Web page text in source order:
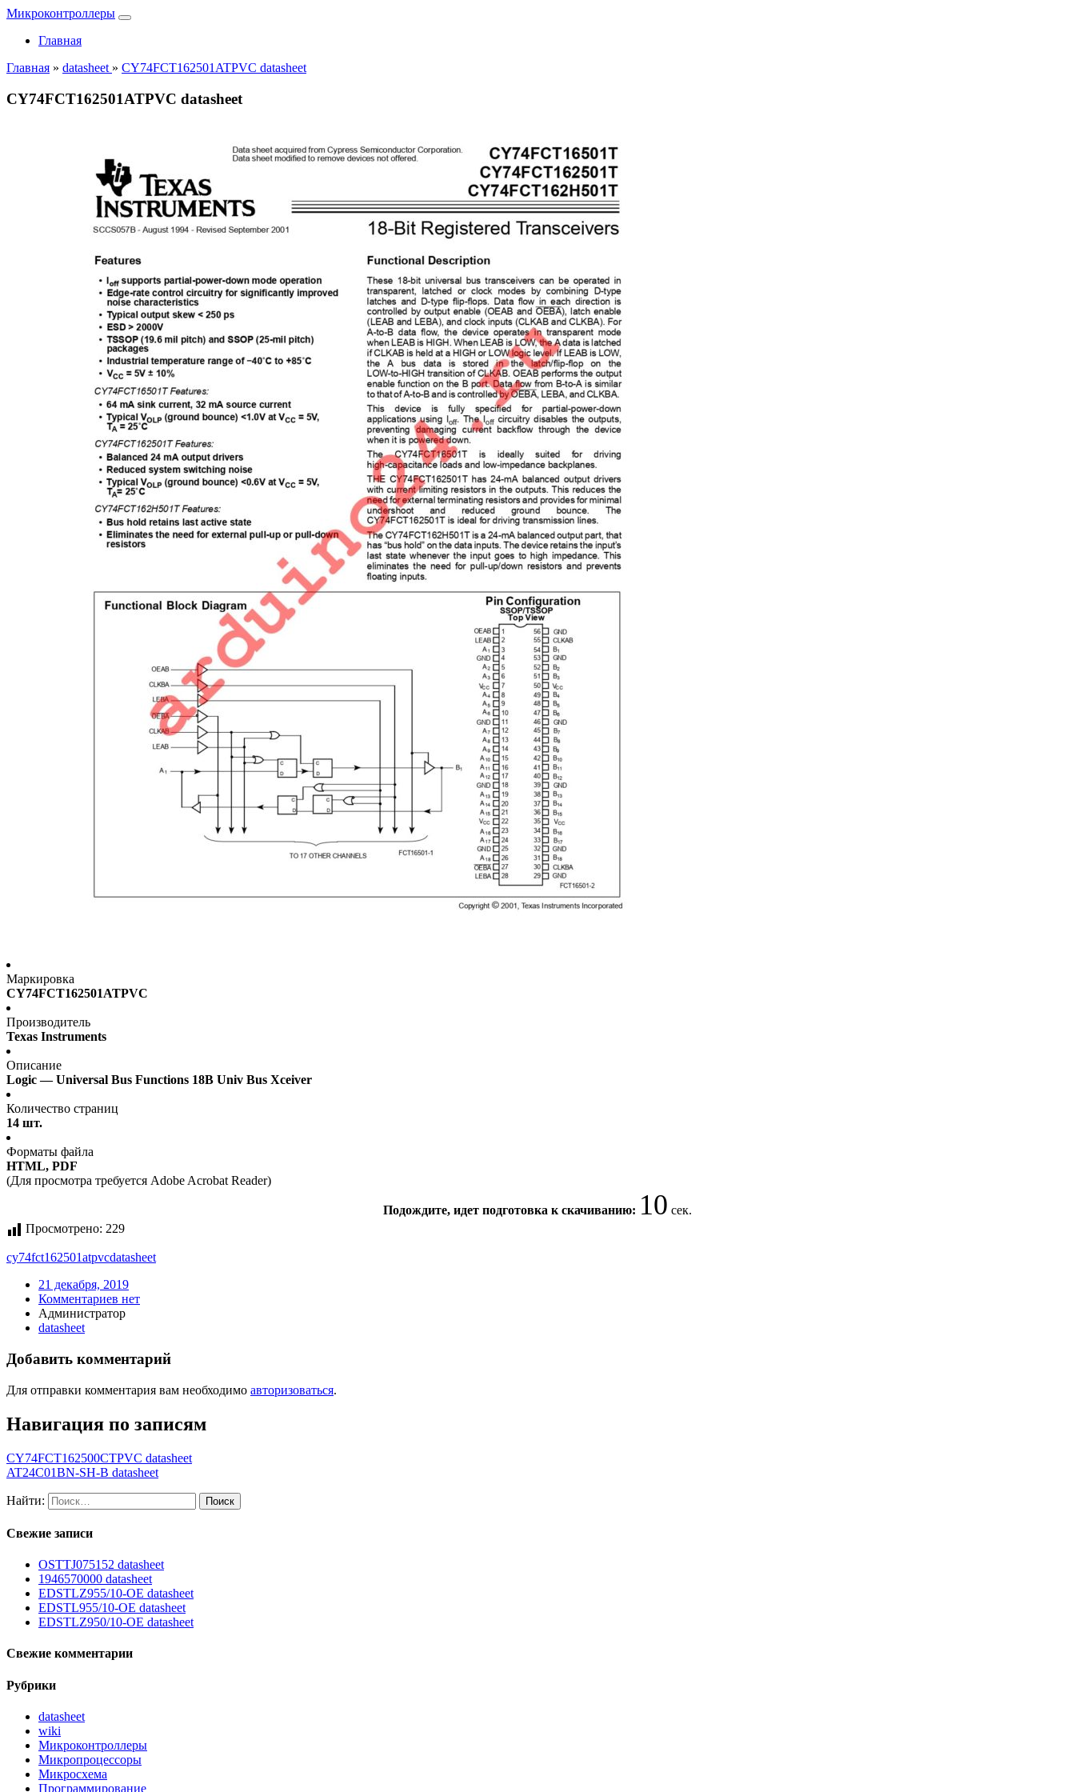
Микроконтроллеры
Главная
Главная » datasheet » CY74FCT162501ATPVC datasheet
CY74FCT162501ATPVC datasheet
Маркировка
CY74FCT162501ATPVC
Производитель
Texas Instruments
Описание
Logic — Universal Bus Functions 18B Univ Bus Xceiver
Количество страниц
14 шт.
Форматы файла
HTML, PDF
(Для просмотра требуется Adobe Acrobat Reader)
Подождите, идет подготовка к скачиванию:9сек.
Просмотрено: 229
cy74fct162501atpvcdatasheet
21 декабря, 2019
Комментариев нет
Администратор
datasheet
Добавить комментарий
Для отправки комментария вам необходимо авторизоваться.
Навигация по записям
CY74FCT162500CTPVC datasheet
AT24C01BN-SH-B datasheet
Найти:
Свежие записи
OSTTJ075152 datasheet
1946570000 datasheet
EDSTLZ955/10-OE datasheet
EDSTL955/10-OE datasheet
EDSTLZ950/10-OE datasheet
Свежие комментарии
Рубрики
datasheet
wiki
Микроконтроллеры
Микропроцессоры
Микросхема
Программирование